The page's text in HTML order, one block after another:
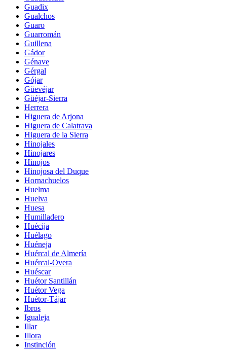
Guadix
Gualchos
Guaro
Guarromán
Guillena
Gádor
Génave
Gérgal
Gójar
Güevéjar
Güéjar-Sierra
Herrera
Higuera de Arjona
Higuera de Calatrava
Higuera de la Sierra
Hinojales
Hinojares
Hinojos
Hinojosa del Duque
Hornachuelos
Huelma
Huelva
Huesa
Humilladero
Huécija
Huélago
Huéneja
Huércal de Almería
Huércal-Overa
Huéscar
Huétor Santillán
Huétor Vega
Huétor-Tájar
Ibros
Igualeja
Illar
Illora
Instinción